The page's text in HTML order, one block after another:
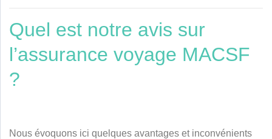
Quel est notre avis sur
l’assurance voyage MACSF
?
Nous évoquons ici quelques avantages et inconvénients